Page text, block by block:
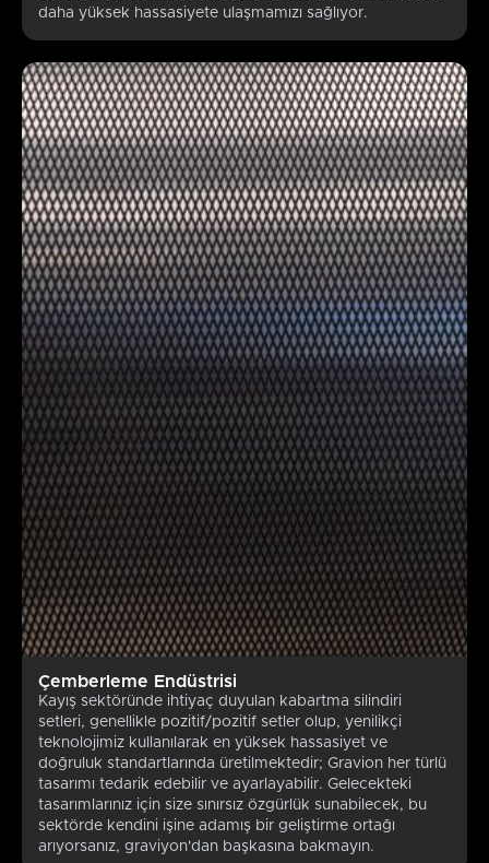
daha yüksek hassasiyete ulaşmamızı sağlıyor.
Çemberleme Endüstrisi
Kayış sektöründe ihtiyaç duyulan kabartma silindiri
setleri, genellikle pozitif/pozitif setler olup, yenilikçi
teknolojimiz kullanılarak en yüksek hassasiyet ve
doğruluk standartlarında üretilmektedir; Gravion her türlü
tasarımı tedarik edebilir ve ayarlayabilir. Gelecekteki
tasarımlarınız için size sınırsız özgürlük sunabilecek, bu
sektörde kendini işine adamış bir geliştirme ortağı
arıyorsanız, graviyon'dan başkasına bakmayın.